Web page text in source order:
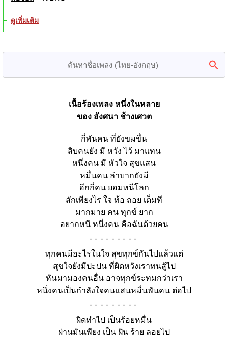
ดูเพิ่มเติม
เนื้อร้องเพลง หนึ่งในหลาย
ของ อังศนา ช้างเศวต
กี่พันคน ที่ยังขมขื่น
สิบคนยัง มี หวัง ไว้ มาแทน
หนึ่งคน มี หัวใจ สุขแสน
หมื่นคน ลำบากยังมี
อีกกี่คน ยอมหนีโลก
สักเพียงไร ใจ ท้อ ถอย เต็มที
มากมาย คน ทุกข์ ยาก
อยากหนี หนึ่งคน คือฉันด้วยคน
-
ทุกคนมีอะไรในใจ สุขทุกข์กันไปแล้วแต่
สุขใจยังมีปะปน ที่ผิดหวังเราทนสู้ไป
หันมามองคนอื่น อาจทุกข์ระทมกว่าเรา
หนึ่งคนเป็นกำลังใจคนแสนหมื่นพันคน ต่อไป
-
ผิดทำไป เป็นร้อยหมื่น
ผ่านมันเพียง เป็น ฝัน ร้าย ลอยไป